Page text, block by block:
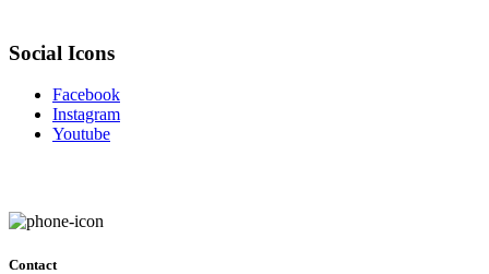
Social Icons
Facebook
Instagram
Youtube
Contact